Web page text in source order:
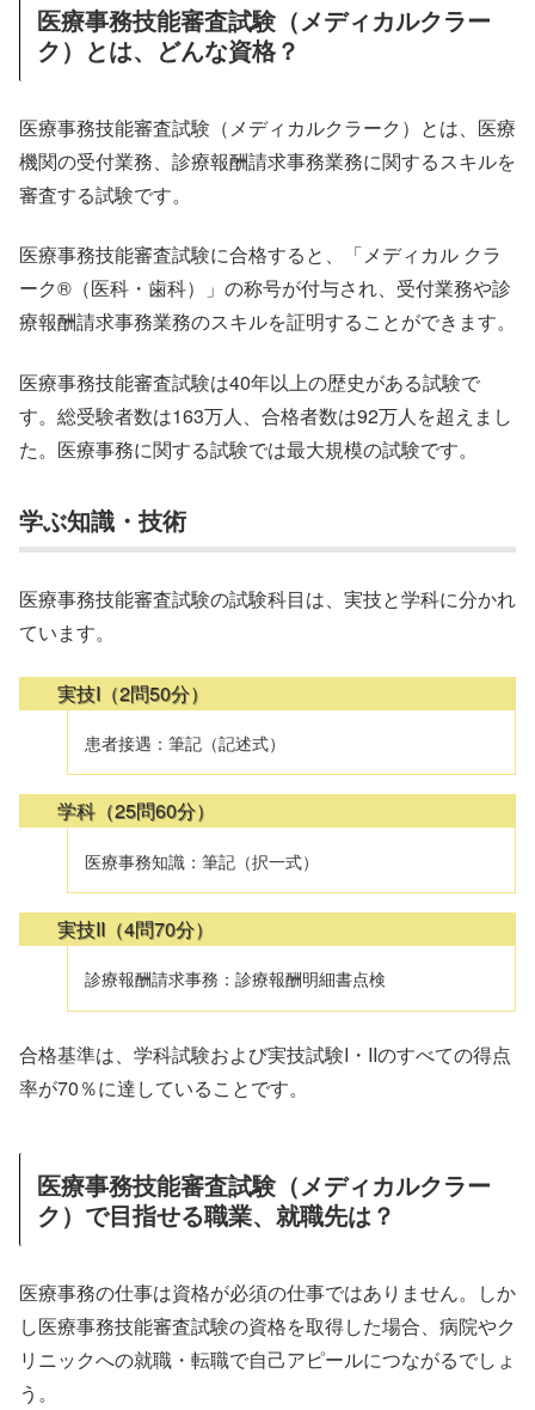
医療事務技能審査試験（メディカルクラー
ク）とは、どんな資格？
医療事務技能審査試験（メディカルクラーク）とは、医療
機関の受付業務、診療報酬請求事務業務に関するスキルを
審査する試験です。
医療事務技能審査試験に合格すると、「メディカル クラ
ーク®（医科・歯科）」の称号が付与され、受付業務や診
療報酬請求事務業務のスキルを証明することができます。
医療事務技能審査試験は40年以上の歴史がある試験で
す。総受験者数は163万人、合格者数は92万人を超えまし
た。医療事務に関する試験では最大規模の試験です。
学ぶ知識・技術
医療事務技能審査試験の試験科目は、実技と学科に分かれ
ています。
実技I（2問50分）
患者接遇：筆記（記述式）
学科（25問60分）
医療事務知識：筆記（択一式）
実技II（4問70分）
診療報酬請求事務：診療報酬明細書点検
合格基準は、学科試験および実技試験I・IIのすべての得点
率が70％に達していることです。
医療事務技能審査試験（メディカルクラー
ク）で目指せる職業、就職先は？
医療事務の仕事は資格が必須の仕事ではありません。しか
し医療事務技能審査試験の資格を取得した場合、病院やク
リニックへの就職・転職で自己アピールにつながるでしょ
う。